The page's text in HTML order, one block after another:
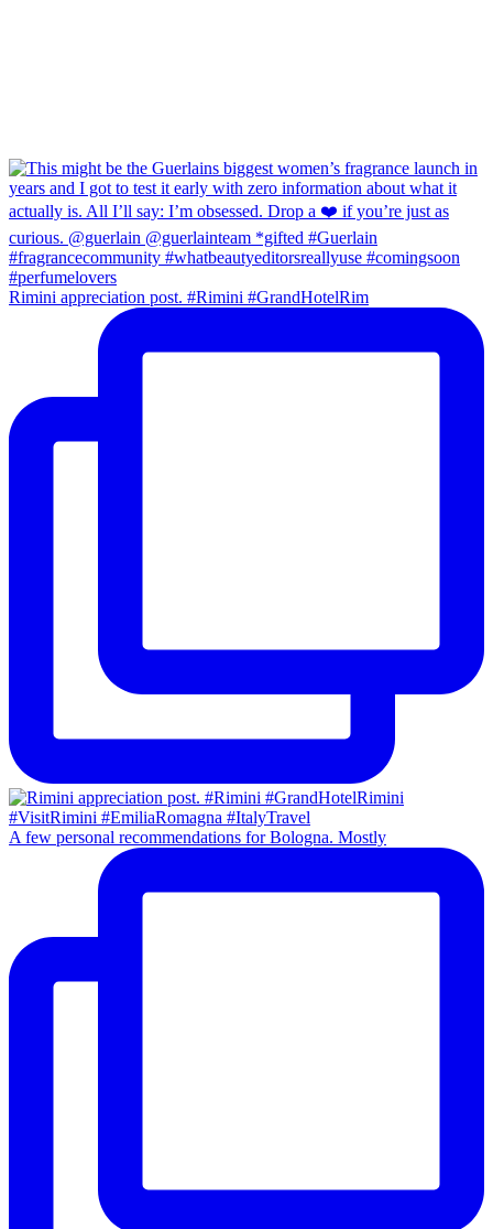
Rimini appreciation post. #Rimini #GrandHotelRim
A few personal recommendations for Bologna. Mostly